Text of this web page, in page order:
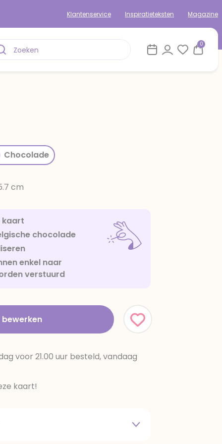
Klantenservice Inspiratieteksten Magazine
0
Chocolade
cm
kaart
chocolade
enkel naar
verstuurd
voor 21.00 uur besteld, vandaag
kaart!